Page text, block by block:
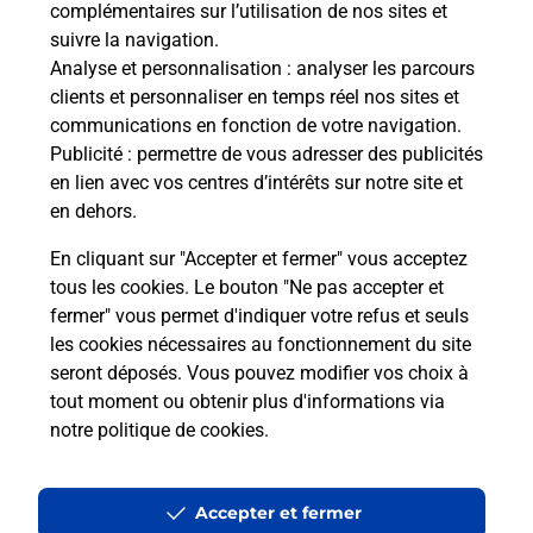
complémentaires sur l’utilisation de nos sites et
suivre la navigation.
Analyse et personnalisation : analyser les parcours
clients et personnaliser en temps réel nos sites et
communications en fonction de votre navigation.
Publicité : permettre de vous adresser des publicités
en lien avec vos centres d’intérêts sur notre site et
en dehors.
En cliquant sur "Accepter et fermer" vous acceptez
tous les cookies. Le bouton "Ne pas accepter et
fermer" vous permet d'indiquer votre refus et seuls
les cookies nécessaires au fonctionnement du site
seront déposés. Vous pouvez modifier vos choix à
tout moment ou obtenir plus d'informations via
notre politique de cookies.
Accepter et fermer
Envoyer un colis
Vous souhaitez envoyer un colis depuis :
STRASBOURG MONTAGNE VERTE (67200) ?
Découvrez toutes les solutions proposées par La
Poste.
En savoir plus
STRASBOURG
STRASBOURG MONTAGNE VERTE
Accessibilité : partiellement conforme